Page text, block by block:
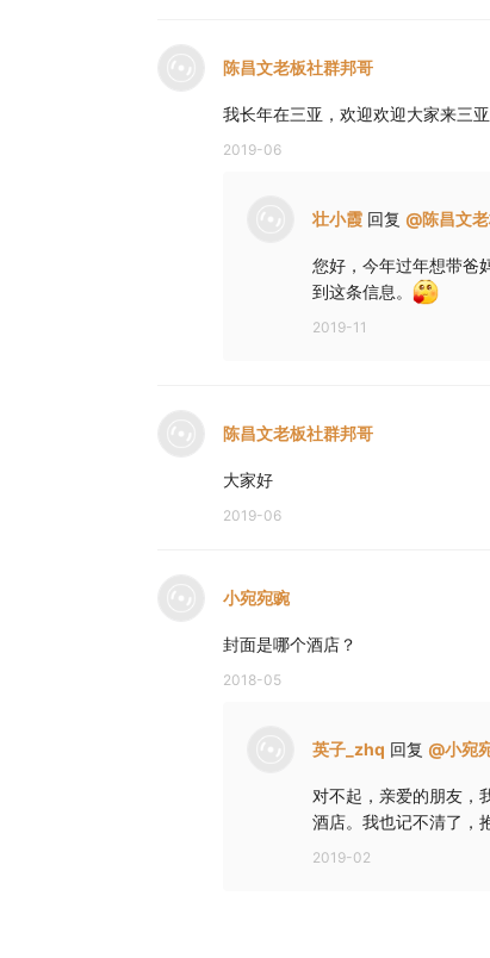
陈昌文老板社群邦哥
我长年在三亚，欢迎欢迎大家来三亚
2019-06
壮小霞 回复 @陈昌文
您好，今年过年想带爸
到这条信息。
2019-11
陈昌文老板社群邦哥
大家好
2019-06
小宛宛豌
封面是哪个酒店？
2018-05
英子_zhq 回复 @小宛
对不起，亲爱的朋友，
酒店。我也记不清了，
2019-02